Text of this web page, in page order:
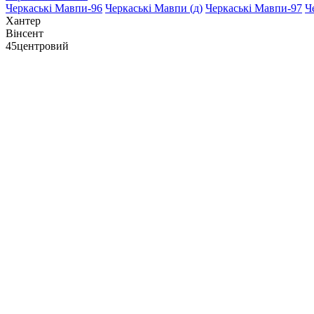
Черкаські Мавпи-96 Черкаські Мавпи (д) Черкаські Мавпи-97
Хантер
Вінсент
45центровий